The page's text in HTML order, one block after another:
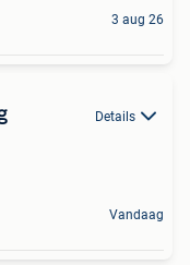
3 aug 26
Details
Vandaag